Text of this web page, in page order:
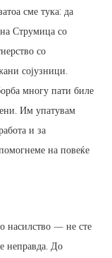
сме тука: да
Струмица со
со
сојузници.
многу пати биле
Им упатувам
и за
на повеќе
насилство — не сте
неправда. До